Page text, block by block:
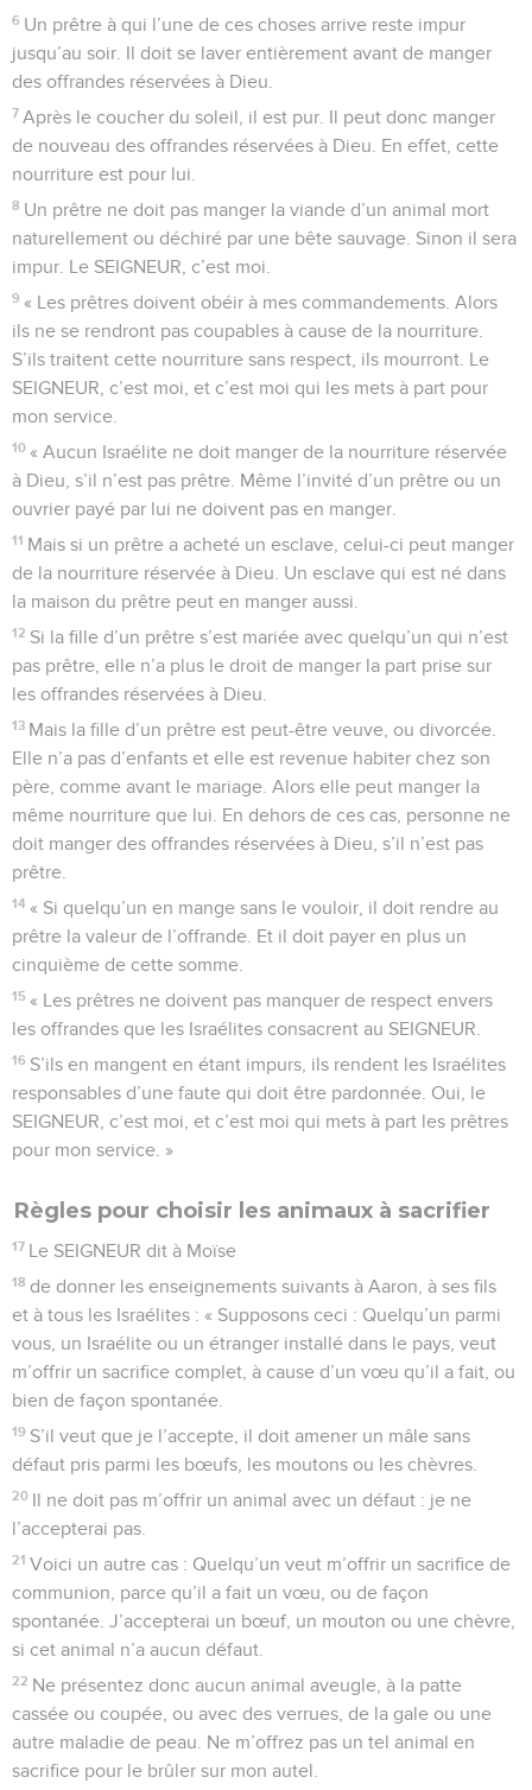
6 Un prêtre à qui l’une de ces choses arrive reste impur
jusqu’au soir. Il doit se laver entièrement avant de manger
des offrandes réservées à Dieu.
7 Après le coucher du soleil, il est pur. Il peut donc manger
de nouveau des offrandes réservées à Dieu. En effet, cette
nourriture est pour lui.
8 Un prêtre ne doit pas manger la viande d’un animal mort
naturellement ou déchiré par une bête sauvage. Sinon il sera
impur. Le SEIGNEUR, c’est moi.
9 « Les prêtres doivent obéir à mes commandements. Alors
ils ne se rendront pas coupables à cause de la nourriture.
S’ils traitent cette nourriture sans respect, ils mourront. Le
SEIGNEUR, c’est moi, et c’est moi qui les mets à part pour
mon service.
10 « Aucun Israélite ne doit manger de la nourriture réservée
à Dieu, s’il n’est pas prêtre. Même l’invité d’un prêtre ou un
ouvrier payé par lui ne doivent pas en manger.
11 Mais si un prêtre a acheté un esclave, celui-ci peut manger
de la nourriture réservée à Dieu. Un esclave qui est né dans
la maison du prêtre peut en manger aussi.
12 Si la fille d’un prêtre s’est mariée avec quelqu’un qui n’est
pas prêtre, elle n’a plus le droit de manger la part prise sur
les offrandes réservées à Dieu.
13 Mais la fille d’un prêtre est peut-être veuve, ou divorcée.
Elle n’a pas d’enfants et elle est revenue habiter chez son
père, comme avant le mariage. Alors elle peut manger la
même nourriture que lui. En dehors de ces cas, personne ne
doit manger des offrandes réservées à Dieu, s’il n’est pas
prêtre.
14 « Si quelqu’un en mange sans le vouloir, il doit rendre au
prêtre la valeur de l’offrande. Et il doit payer en plus un
cinquième de cette somme.
15 « Les prêtres ne doivent pas manquer de respect envers
les offrandes que les Israélites consacrent au SEIGNEUR.
16 S’ils en mangent en étant impurs, ils rendent les Israélites
responsables d’une faute qui doit être pardonnée. Oui, le
SEIGNEUR, c’est moi, et c’est moi qui mets à part les prêtres
pour mon service. »
Règles pour choisir les animaux à sacrifier
17 Le SEIGNEUR dit à Moïse
18 de donner les enseignements suivants à Aaron, à ses fils
et à tous les Israélites : « Supposons ceci : Quelqu’un parmi
vous, un Israélite ou un étranger installé dans le pays, veut
m’offrir un sacrifice complet, à cause d’un vœu qu’il a fait, ou
bien de façon spontanée.
19 S’il veut que je l’accepte, il doit amener un mâle sans
défaut pris parmi les bœufs, les moutons ou les chèvres.
20 Il ne doit pas m’offrir un animal avec un défaut : je ne
l’accepterai pas.
21 Voici un autre cas : Quelqu’un veut m’offrir un sacrifice de
communion, parce qu’il a fait un vœu, ou de façon
spontanée. J’accepterai un bœuf, un mouton ou une chèvre,
si cet animal n’a aucun défaut.
22 Ne présentez donc aucun animal aveugle, à la patte
cassée ou coupée, ou avec des verrues, de la gale ou une
autre maladie de peau. Ne m’offrez pas un tel animal en
sacrifice pour le brûler sur mon autel.